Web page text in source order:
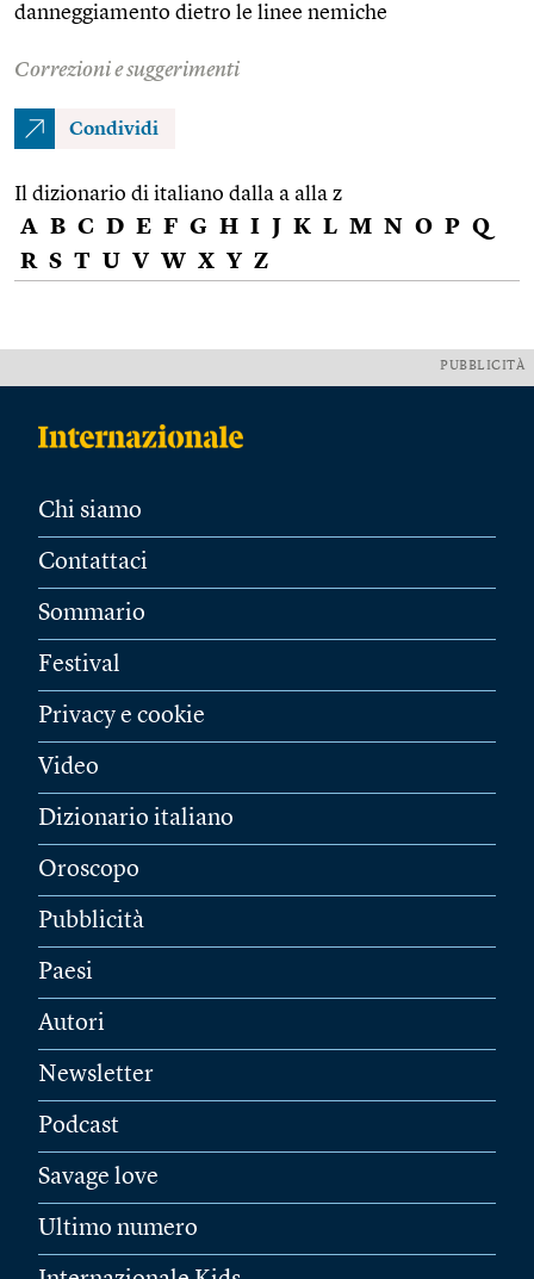
danneggiamento dietro le linee nemiche
Correzioni e suggerimenti
Condividi
Il dizionario di italiano dalla a alla z
A B C D E F G H I J K L M N O P Q
R S T U V W X Y Z
PUBBLICITÀ
Chi siamo
Contattaci
Sommario
Festival
Privacy e cookie
Video
Dizionario italiano
Oroscopo
Pubblicità
Paesi
Autori
Newsletter
Podcast
Savage love
Ultimo numero